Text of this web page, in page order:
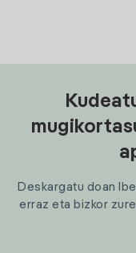
Deskargatu doan
erraz eta bizkor